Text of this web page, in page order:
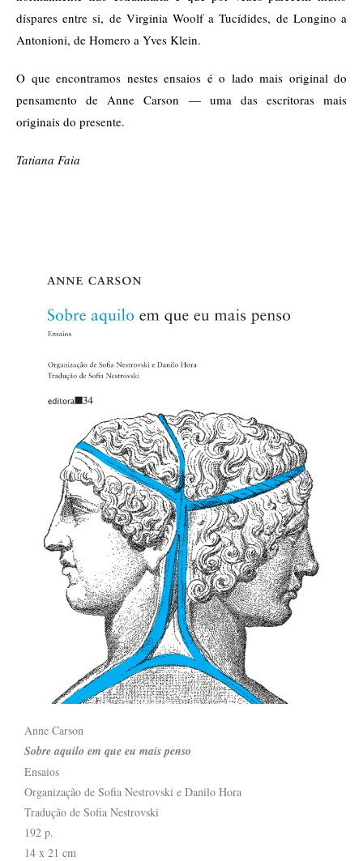
díspares entre si, de Virginia Woolf a Tucídides, de Longino a
Antonioni, de Homero a Yves Klein.
O que encontramos nestes ensaios é o lado mais original do
pensamento de Anne Carson — uma das escritoras mais
originais do presente.
Tatiana Faia
Anne Carson
Sobre aquilo em que eu mais penso
Ensaios
Organização de Sofia Nestrovski e Danilo Hora
Tradução de Sofia Nestrovski
192 p.
14 x 21 cm